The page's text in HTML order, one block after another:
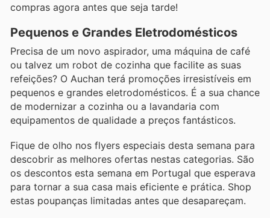
compras agora antes que seja tarde!
Pequenos e Grandes Eletrodomésticos
Precisa de um novo aspirador, uma máquina de café
ou talvez um robot de cozinha que facilite as suas
refeições? O Auchan terá promoções irresistíveis em
pequenos e grandes eletrodomésticos. É a sua chance
de modernizar a cozinha ou a lavandaria com
equipamentos de qualidade a preços fantásticos.
Fique de olho nos flyers especiais desta semana para
descobrir as melhores ofertas nestas categorias. São
os descontos esta semana em Portugal que esperava
para tornar a sua casa mais eficiente e prática. Shop
estas poupanças limitadas antes que desapareçam.